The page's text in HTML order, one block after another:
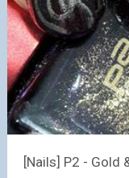
[Nails] P2 - Gold